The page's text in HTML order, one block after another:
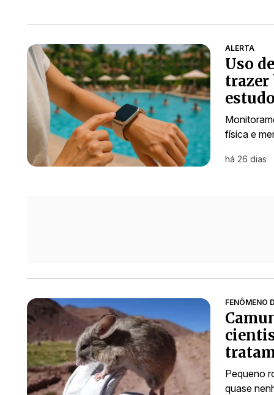
ALERTA
Uso
trazer
física e
há 26 dias
FENÔMENO
Pequeno
quase